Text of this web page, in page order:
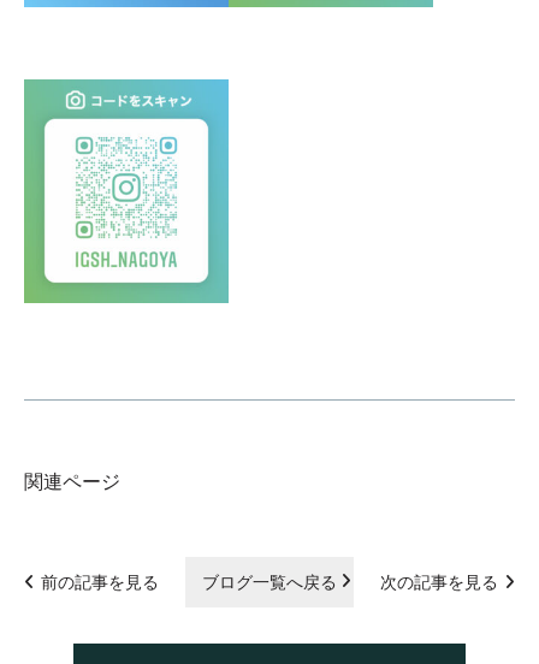
関連ページ
前の記事を見る ブログ一覧へ戻る 次の記事を見る